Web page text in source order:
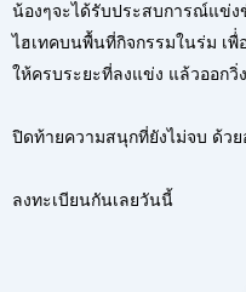
น้องๆจะได้รับประสบการณ์แข่ง
ไฮเทคบนพื้นที่กิจกรรมในร่ม เพื่่
ให้ครบระยะที่ลงแข่ง แล้วออกวิ่
ปิดท้ายความสนุกที่ยังไม่จบ ด้ว
ลงทะเบียนกันเลยวันนี้